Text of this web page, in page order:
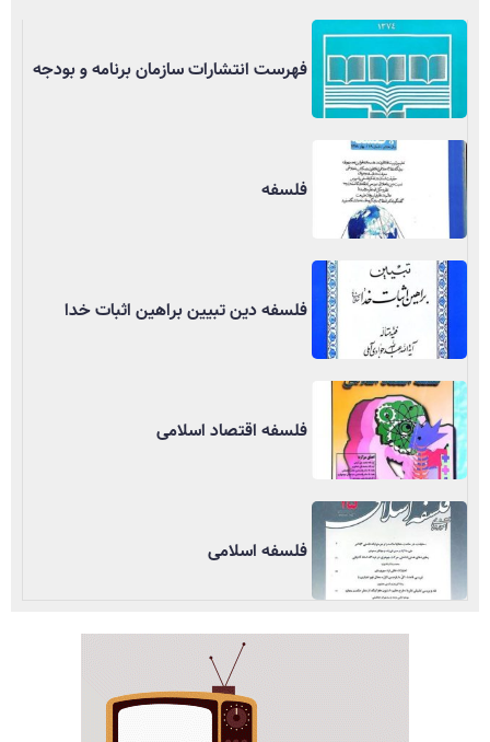
فهرست انتشارات سازمان برنامه و بودجه
فلسفه
فلسفه دین تبیین براهین اثبات خدا
فلسفه اقتصاد اسلامی
فلسفه اسلامی